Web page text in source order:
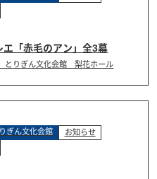
エ「赤毛のアン」全3幕
とりぎん文化会館 梨花ホール
ぎん文化会館
お知らせ